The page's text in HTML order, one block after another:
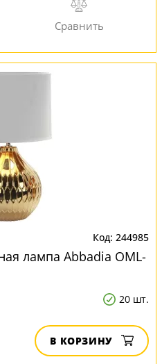
244985
лампа Abbadia OML-
20 шт.
В КОРЗИНУ